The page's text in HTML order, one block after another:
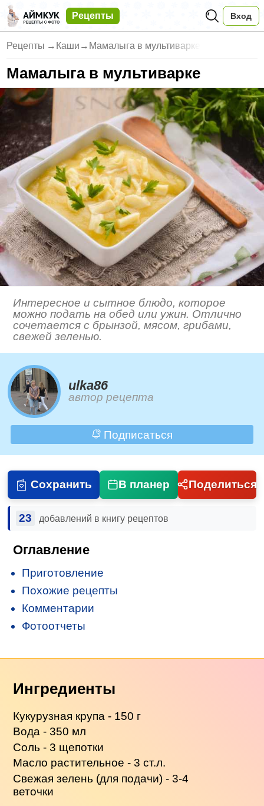
Рецепты Вход
Рецепты → Каши → Мамалыга в мультиварке
Мамалыга в мультиварке
Интересное и сытное блюдо, которое
можно подать на обед или ужин. Отлично
сочетается с брынзой, мясом, грибами,
свежей зеленью.
ulka86
автор рецепта
Подписаться
Сохранить В планер Поделиться
23 добавлений в книгу рецептов
Оглавление
Приготовление
Похожие рецепты
Комментарии
Фотоотчеты
Ингредиенты
Кукурузная крупа - 150 г
Вода - 350 мл
Соль - 3 щепотки
Масло растительное - 3 ст.л.
Свежая зелень (для подачи) - 3-4
веточки